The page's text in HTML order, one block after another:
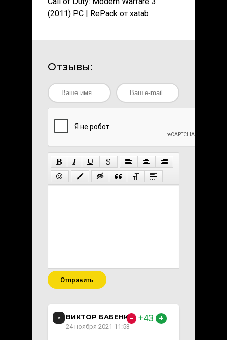
(2011) PC | RePack от xatab
Отзывы:
Отправить
ВИКТОР БАБЕНКО
24 ноября 2021 11:53
- +43 +